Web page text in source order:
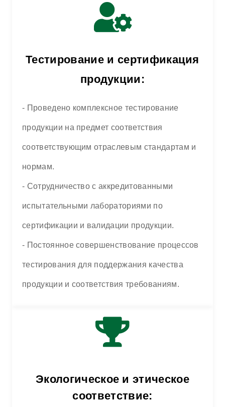
Тестирование и сертификация
продукции:
- Проведено комплексное тестирование
продукции на предмет соответствия
соответствующим отраслевым стандартам и
нормам.
- Сотрудничество с аккредитованными
испытательными лабораториями по
сертификации и валидации продукции.
- Постоянное совершенствование процессов
тестирования для поддержания качества
продукции и соответствия требованиям.
Экологическое и этическое
соответствие: